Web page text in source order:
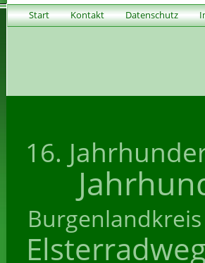
Start Kontakt Datenschutz
16.
Burgenlandkreis
Elsterradweg